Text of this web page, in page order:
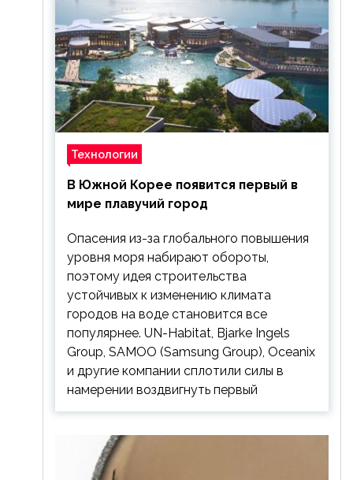
Технологии
В Южной Корее появится первый в
мире плавучий город
Опасения из-за глобального повышения
уровня моря набирают обороты,
поэтому идея строительства
устойчивых к изменению климата
городов на воде становится все
популярнее. UN-Habitat, Bjarke Ingels
Group, SAMOO (Samsung Group), Oceanix
и другие компании сплотили силы в
намерении воздвигнуть первый